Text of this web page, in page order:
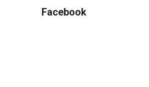
Facebook